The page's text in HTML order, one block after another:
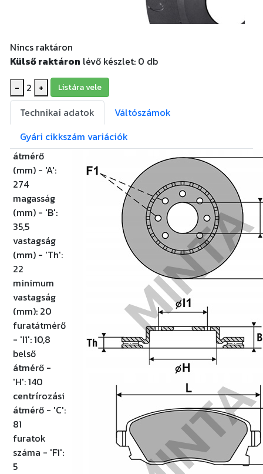
Nincs raktáron
Külső raktáron lévő készlet: 0 db
- 2 + Listára vele
Technikai adatok
Váltószámok
Gyári cikkszám variációk
átmérő
(mm) - 'A':
274
magasság
(mm) - 'B':
35,5
vastagság
(mm) - 'Th':
22
minimum
vastagság
(mm): 20
furatátmérő
- 'I1':10,8
belső
átmérő -
'H':140
centrírozási
átmérő - 'C':
81
furatok
száma - 'F1':
5